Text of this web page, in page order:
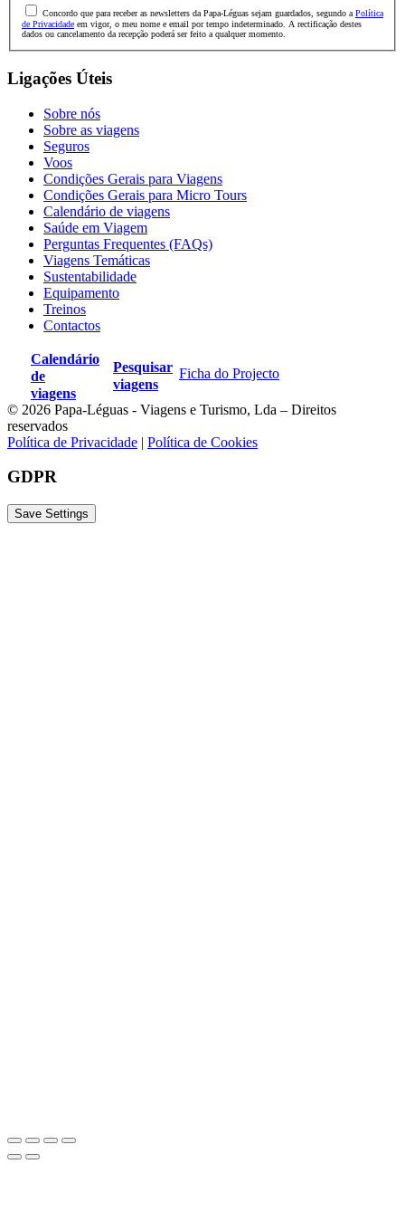
10 jantares (bebidas não incluídas);
Entradas e visitas de acordo com o itinerário;
City tours guiados em Hanói, Kunming, Dali, Xizhou,
Zhoucheng Shangri-La, Lijiang, Baisha;
Seguro e assistência em viagem.
Excluído
Voos internacionais e voo Hanói - Kunming;
Visto de entrada no Vietname;
Todas as atividades e visitas opcionais;
Todas as despesas pessoais;
Qualquer tipo de gratificação;
Concordo que para receber as newsletters da Papa-Léguas sejam guardados, segundo aPolítica
de Privacidade em vigor, o meu nome e email por tempo indeterminado. A rectificação destes
dados ou cancelamento da recepção poderá ser feito a qualquer momento.
Ligações Úteis
Sobre nós
Sobre as viagens
Seguros
Voos
Condições Gerais para Viagens
Condições Gerais para Micro Tours
Calendário de viagens
Saúde em Viagem
Perguntas Frequentes (FAQs)
Viagens Temáticas
Sustentabilidade
Equipamento
Treinos
Contactos
Calendário
de
viagens
Pesquisar
viagens
Ficha do Projecto
© 2026 Papa-Léguas - Viagens e Turismo, Lda – Direitos
reservados
Política de Privacidade | Política de Cookies
GDPR